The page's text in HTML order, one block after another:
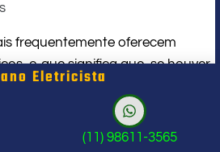
frequentemente oferecem
o que significa que, se houver
ou manutenção, eles
adicionais.
um eletricista em
Eletricista
(11) 98611-3565